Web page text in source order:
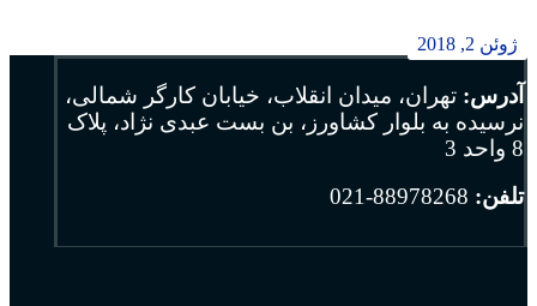
ژوئن 2, 2018
آدرس: تهران، میدان انقلاب، خیابان کارگر شمالی،
نرسیده به بلوار کشاورز، بن بست عبدی نژاد، پلاک
8 واحد 3
تلفن: 88978268-021